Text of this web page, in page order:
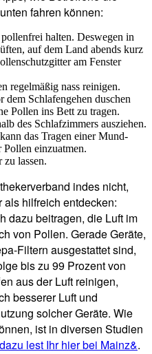
fahren können:
halten. Deswegen in
auf dem Land abends kurz
am Fenster
regelmäßig nass reinigen.
dem Schlafengehen duschen
Pollen ins Bett zu tragen.
des Schlafzimmers ausziehen.
das Tragen einer Mund-
einzuatmen.
lassen.
indes nicht,
hilfreich entdecken:
dazu beitragen, die Luft im
von Pollen. Gerade Geräte,
Filtern ausgestattet sind,
bis zu 99 Prozent von
aus der Luft reinigen,
besserer Luft und
solcher Geräte. Wie
ist in diversen Studien
lest Ihr hier bei Mainz&.